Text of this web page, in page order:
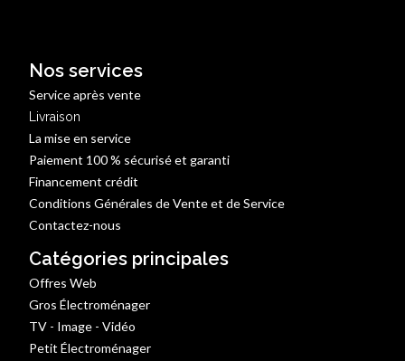
Nos services
Service après vente
Livraison
La mise en service
Paiement 100 % sécurisé et garanti
Financement crédit
Conditions Générales de Vente et de Service
Contactez-nous
Catégories principales
Offres Web
Gros Électroménager
TV - Image - Vidéo
Petit Électroménager